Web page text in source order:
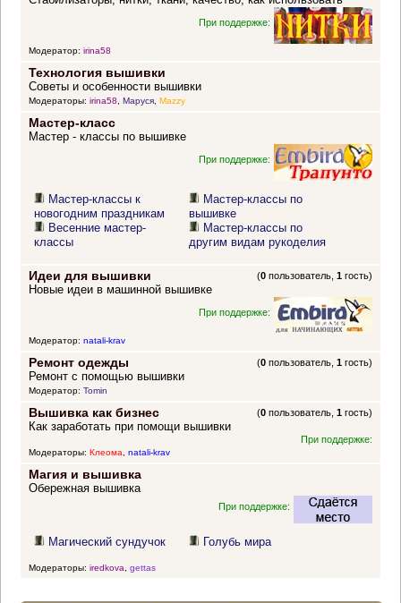
При поддержке:
Модератор: irina58
Технология вышивки
Советы и особенности вышивки
Модераторы: irina58, Маруся, Mazzy
Мастер-класс
Мастер - классы по вышивке
При поддержке:
Мастер-классы к
новогодним праздникам
Весенние мастер-
классы
Мастер-классы по
вышивке
Мастер-классы по
другим видам рукоделия
Идеи для вышивки (0 пользователь,1 гость)
Новые идеи в машинной вышивке
При поддержке:
Модератор: natali-krav
Ремонт одежды (0 пользователь,1 гость)
Ремонт с помощью вышивки
Модератор: Tomin
Вышивка как бизнес (0 пользователь,1 гость)
Как заработать при помощи вышивки
При поддержке:
Модераторы: Клеома, natali-krav
Магия и вышивка
Обережная вышивка
При поддержке:
Магический сундучок Голубь мира
Модераторы: iredkova gettas